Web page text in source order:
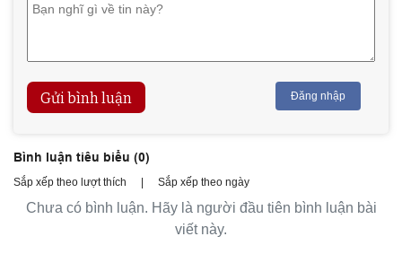
Gửi bình luận Đăng nhập
Bình luận tiêu biểu (0)
Sắp xếp theo lượt thích Sắp xếp theo ngày
Chưa có bình luận. Hãy là người đầu tiên bình luận bài
viết này.